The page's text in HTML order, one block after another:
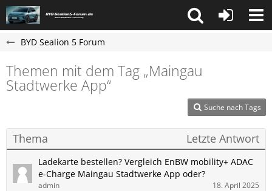
BYD Sealion 5 Forum
Themen mit dem Tag „Maingau
Stadtwerke App“
Suche nach Tags
Thema Letzte Antwort
Ladekarte bestellen? Vergleich EnBW mobility+ ADAC
e-Charge Maingau Stadtwerke App oder?
admin 18. April 2025